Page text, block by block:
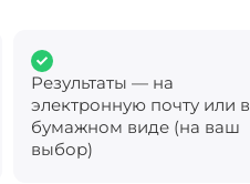
Результаты — на
электронную почту или в
бумажном виде (на ваш
выбор)